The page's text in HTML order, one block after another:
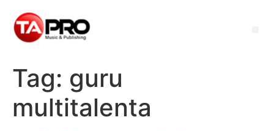
Tag: guru
multitalenta